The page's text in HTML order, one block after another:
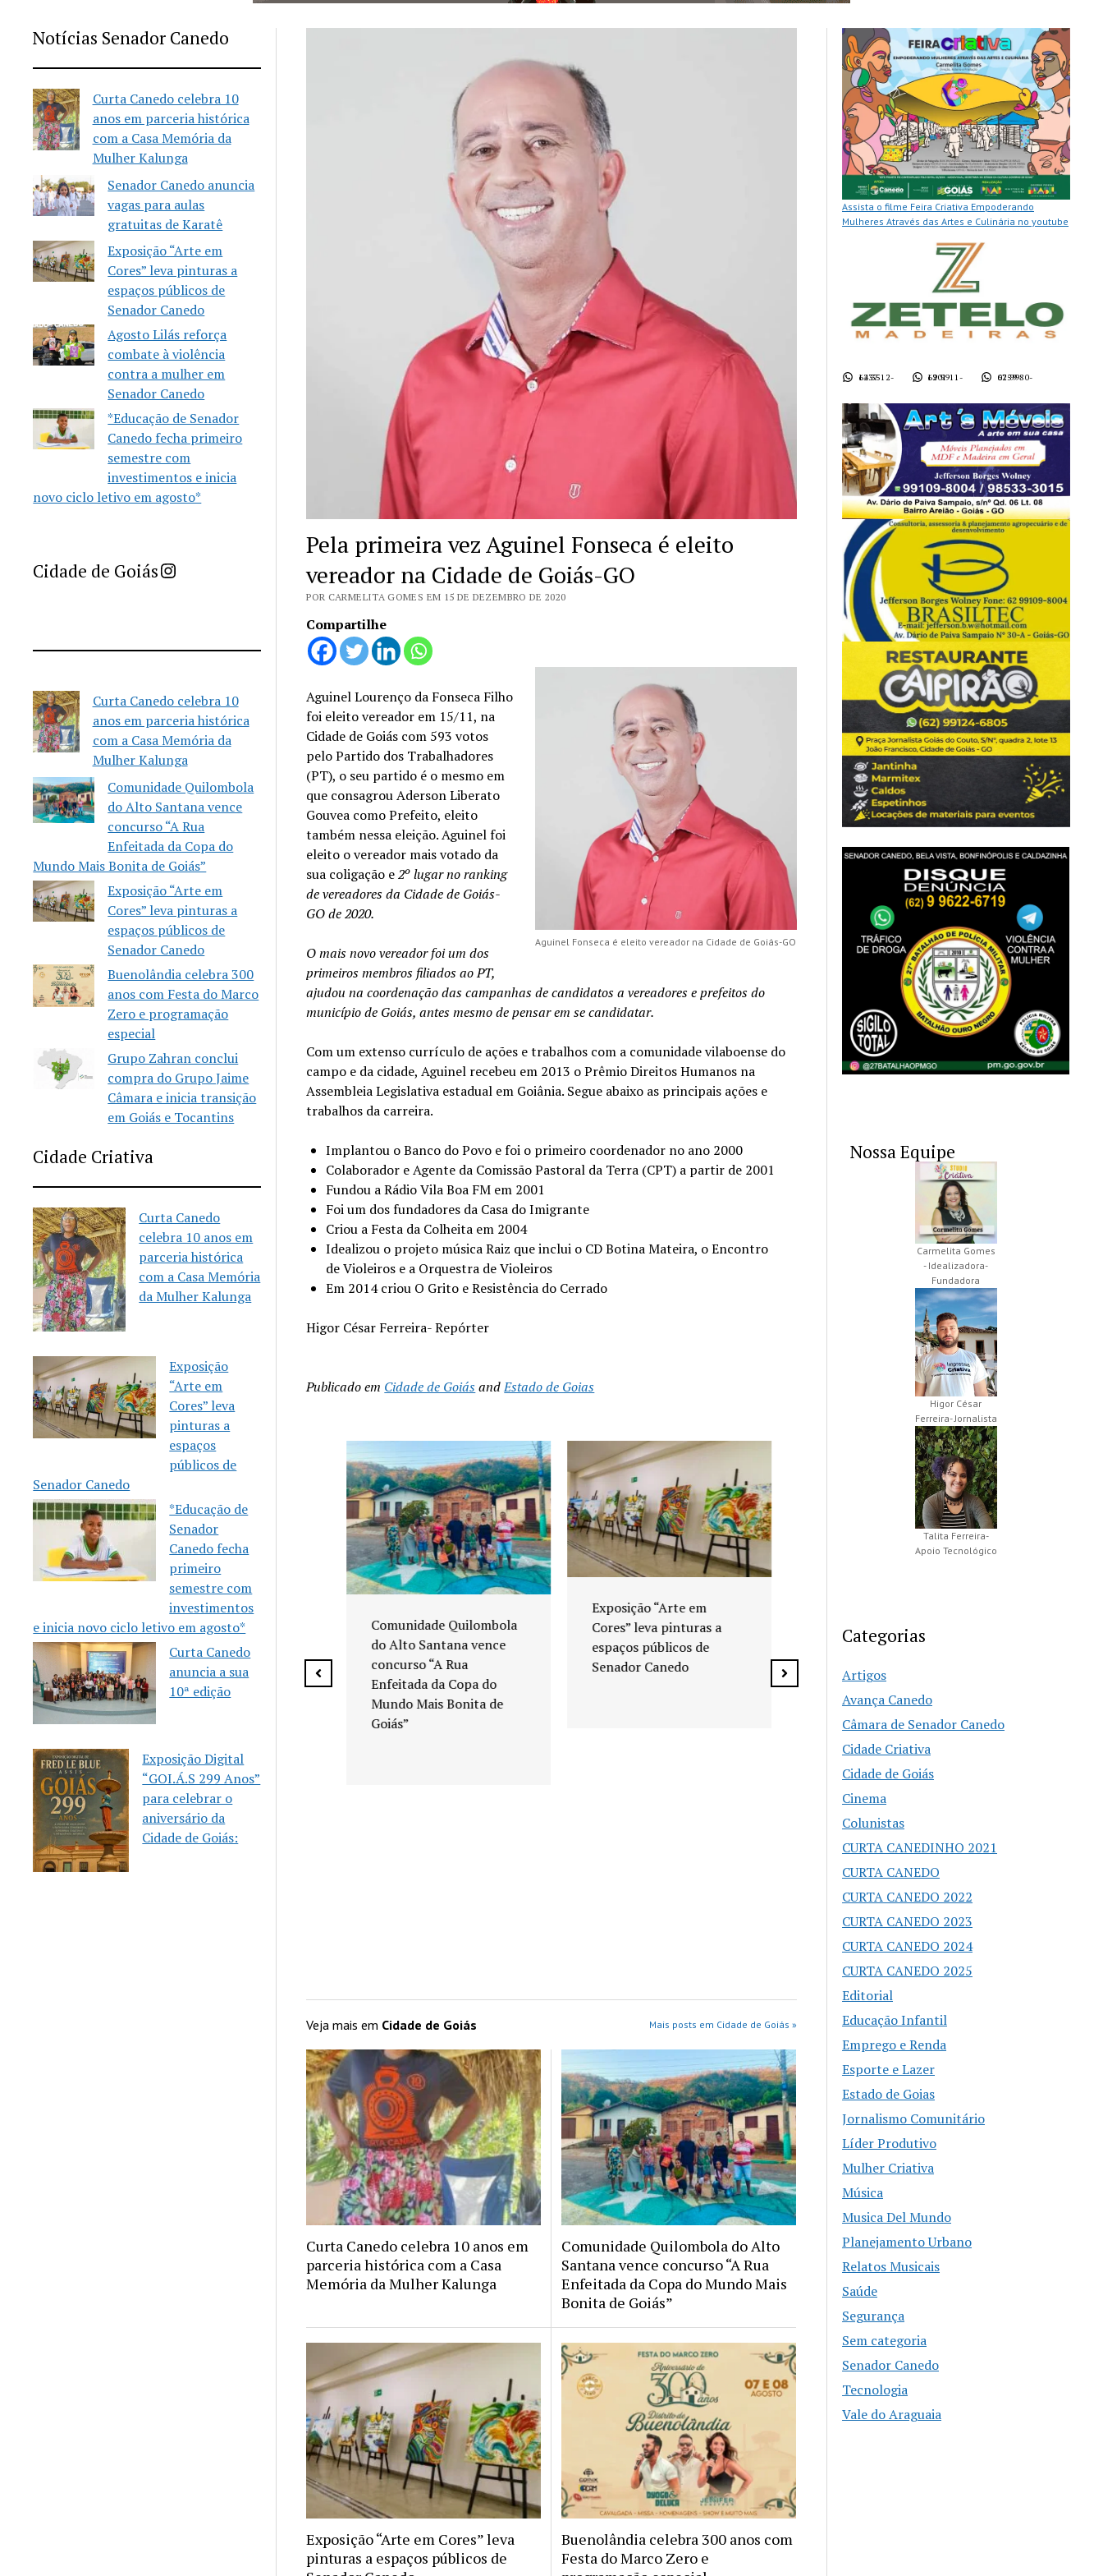
Notícias Senador Canedo
Curta Canedo celebra 10
anos em parceria histórica
com a Casa Memória da
Mulher Kalunga
Senador Canedo anuncia
vagas para aulas
gratuitas de Karatê
Exposição “Arte em
Cores” leva pinturas a
espaços públicos de
Senador Canedo
Agosto Lilás reforça
combate à violência
contra a mulher em
Senador Canedo
*Educação de Senador
Canedo fecha primeiro
semestre com
investimentos e inicia
novo ciclo letivo em agosto*
Cidade de GoiásImprensa Criativa da Cidade de Goiás
Curta Canedo celebra 10
anos em parceria histórica
com a Casa Memória da
Mulher Kalunga
Comunidade Quilombola
do Alto Santana vence
concurso “A Rua
Enfeitada da Copa do
Mundo Mais Bonita de Goiás”
Exposição “Arte em
Cores” leva pinturas a
espaços públicos de
Senador Canedo
Buenolândia celebra 300
anos com Festa do Marco
Zero e programação
especial
Grupo Zahran conclui
compra do Grupo Jaime
Câmara e inicia transição
em Goiás e Tocantins
Cidade Criativa
Curta Canedo
celebra 10 anos em
parceria histórica
com a Casa Memória
da Mulher Kalunga
Exposição
“Arte em
Cores” leva
pinturas a
espaços
públicos de
Senador Canedo
*Educação de
Senador
Canedo fecha
primeiro
semestre com
investimentos
e inicia novo ciclo letivo em agosto*
Curta Canedo
anuncia a sua
10ª edição
Exposição Digital
“GOI.Á.S 299 Anos”
para celebrar o
aniversário da
Cidade de Goiás:
Pela primeira vez Aguinel Fonseca é eleito
vereador na Cidade de Goiás-GO
POR CARMELITA GOMES EM 15 DE DEZEMBRO DE 2020
Compartilhe
Aguinel Fonseca é eleito vereador na Cidade de Goiás-GO
Aguinel Lourenço da Fonseca Filho
foi eleito vereador em 15/11, na
Cidade de Goiás com 593 votos
pelo Partido dos Trabalhadores
(PT), o seu partido é o mesmo em
que consagrou Aderson Liberato
Gouvea como Prefeito, eleito
também nessa eleição. Aguinel foi
eleito o vereador mais votado da
sua coligação e2º lugar no ranking
de vereadores da Cidade de Goiás-
GO de 2020.
O mais novo vereador foi um dos
primeiros membros filiados ao PT,
ajudou na coordenação das campanhas de candidatos a vereadores e prefeitos do
município de Goiás, antes mesmo de pensar em se candidatar.
Com um extenso currículo de ações e trabalhos com a comunidade vilaboense do
campo e da cidade, Aguinel recebeu em 2013 o Prêmio Direitos Humanos na
Assembleia Legislativa estadual em Goiânia. Segue abaixo as principais ações e
trabalhos da carreira.
Implantou o Banco do Povo e foi o primeiro coordenador no ano 2000
Colaborador e Agente da Comissão Pastoral da Terra (CPT) a partir de 2001
Fundou a Rádio Vila Boa FM em 2001
Foi um dos fundadores da Casa do Imigrante
Criou a Festa da Colheita em 2004
Idealizou o projeto música Raiz que inclui o CD Botina Mateira, o Encontro
de Violeiros e a Orquestra de Violeiros
Em 2014 criou O Grito e Resistência do Cerrado
Higor César Ferreira- Repórter
Publicado em Cidade de GoiásandEstado de Goias
Casa
Senador Canedo anuncia
vagas para aulas gratuitas
de Karatê
Comunidade Quilombola
do Alto Santana vence
concurso “A Rua
Enfeitada da Copa do
Mundo Mais Bonita de
Goiás”
Exposição “Arte em
Cores” leva pinturas a
espaços públicos de
Senador Canedo
combate à violência
contra a mulher em
Senador Canedo
Veja mais em Cidade de Goiás Mais posts em Cidade de Goiás »
Curta Canedo celebra 10 anos em
parceria histórica com a Casa
Memória da Mulher Kalunga
Comunidade Quilombola do Alto
Santana vence concurso “A Rua
Enfeitada da Copa do Mundo Mais
Bonita de Goiás”
Exposição “Arte em Cores” leva
pinturas a espaços públicos de
Buenolândia celebra 300 anos com
Festa do Marco Zero e
Assista o filme Feira Criativa Empoderando
Mulheres Através das Artes e Culinária no youtube
62 3512-1437 62 9911-1901 62 9980-0759
Nossa Equipe
Carmelita Gomes
- Idealizadora-
Fundadora
Higor César
Ferreira- Jornalista
Talita Ferreira-
Apoio Tecnológico
Categorias
Artigos
Avança Canedo
Câmara de Senador Canedo
Cidade Criativa
Cidade de Goiás
Cinema
Colunistas
CURTA CANEDINHO 2021
CURTA CANEDO
CURTA CANEDO 2022
CURTA CANEDO 2023
CURTA CANEDO 2024
CURTA CANEDO 2025
Editorial
Educação Infantil
Emprego e Renda
Esporte e Lazer
Estado de Goias
Jornalismo Comunitário
Líder Produtivo
Mulher Criativa
Música
Musica Del Mundo
Planejamento Urbano
Relatos Musicais
Saúde
Segurança
Sem categoria
Senador Canedo
Tecnologia
Vale do Araguaia